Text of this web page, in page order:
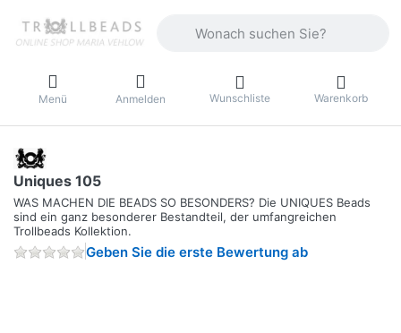
Menü Anmelden Wunschliste Warenkorb
Uniques 105
WAS MACHEN DIE BEADS SO BESONDERS? Die UNIQUES Beads
sind ein ganz besonderer Bestandteil, der umfangreichen
Trollbeads Kollektion.
Geben Sie die erste Bewertung ab